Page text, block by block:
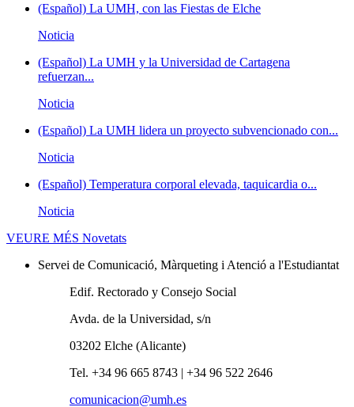
(Español) La UMH, con las Fiestas de Elche
Noticia
(Español) La UMH y la Universidad de Cartagena
refuerzan...
Noticia
(Español) La UMH lidera un proyecto subvencionado con...
Noticia
(Español) Temperatura corporal elevada, taquicardia o...
Noticia
VEURE MÉS Novetats
Servei de Comunicació, Màrqueting i Atenció a l'Estudiantat
Edif. Rectorado y Consejo Social
Avda. de la Universidad, s/n
03202 Elche (Alicante)
Tel. +34 96 665 8743 | +34 96 522 2646
comunicacion@umh.es